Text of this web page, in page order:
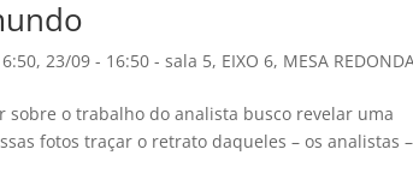
,23/09 - 16:50 - sala 5, EIXO 6, MESA
sobre o trabalho do analista busco revelar uma
fotos traçar o retrato daqueles – os analistas